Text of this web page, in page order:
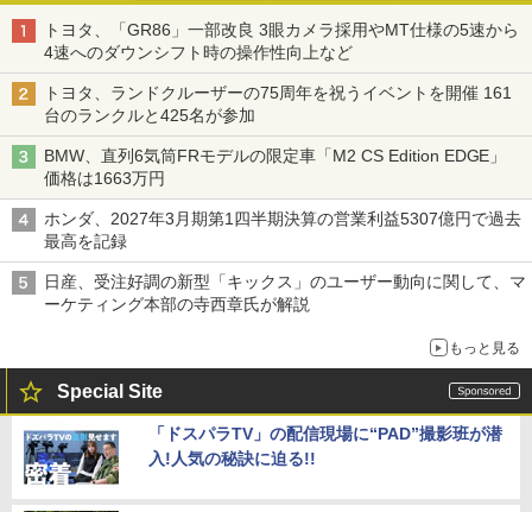
トヨタ、「GR86」一部改良 3眼カメラ採用やMT仕様の5速から
4速へのダウンシフト時の操作性向上など
トヨタ、ランドクルーザーの75周年を祝うイベントを開催 161
台のランクルと425名が参加
BMW、直列6気筒FRモデルの限定車「M2 CS Edition EDGE」
価格は1663万円
ホンダ、2027年3月期第1四半期決算の営業利益5307億円で過去
最高を記録
日産、受注好調の新型「キックス」のユーザー動向に関して、マ
ーケティング本部の寺西章氏が解説
もっと見る
Special Site
「ドスパラTV」の配信現場に“PAD”撮影班が潜
入!人気の秘訣に迫る!!